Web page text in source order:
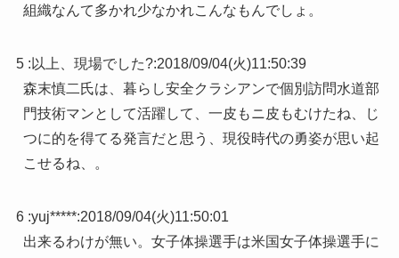
組織なんて多かれ少なかれこんなもんでしょ。
5 : 以上、現場でした?:2018/09/04(火)11:50:39
森末慎二氏は、暮らし安全クラシアンで個別訪問水道部
門技術マンとして活躍して、一皮もニ皮もむけたね、じ
つに的を得てる発言だと思う、現役時代の勇姿が思い起
こせるね、。
6 :yuj*****:2018/09/04(火)11:50:01
出来るわけが無い。女子体操選手は米国女子体操選手に